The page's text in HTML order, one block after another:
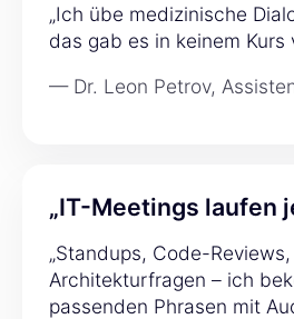
„Ich übe medizinische
das gab es in keinem Kurs
— Dr. Leon Petrov,
„IT-Meetings laufen
„Standups, Code-Reviews,
Architekturfragen – ich
passenden Phrasen mit